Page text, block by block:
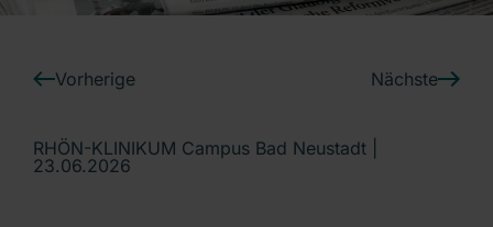
Vorherige Nächste
RHÖN-KLINIKUM Campus Bad Neustadt |
23.06.2026